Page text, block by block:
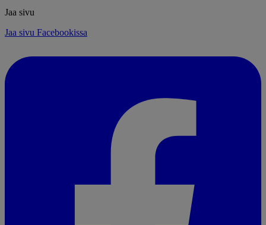
Jaa sivu
Jaa sivu Facebookissa